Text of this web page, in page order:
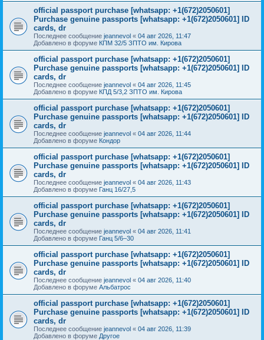
official passport purchase [whatsapp: +1(672)2050601]
Purchase genuine passports [whatsapp: +1(672)2050601] ID
cards, dr
Последнее сообщение jeannevol « 04 авг 2026, 11:47
Добавлено в форуме КПМ 32/5 ЗПТО им. Кирова
official passport purchase [whatsapp: +1(672)2050601]
Purchase genuine passports [whatsapp: +1(672)2050601] ID
cards, dr
Последнее сообщение jeannevol « 04 авг 2026, 11:45
Добавлено в форуме КПД 5/3,2 ЗПТО им. Кирова
official passport purchase [whatsapp: +1(672)2050601]
Purchase genuine passports [whatsapp: +1(672)2050601] ID
cards, dr
Последнее сообщение jeannevol « 04 авг 2026, 11:44
Добавлено в форуме Кондор
official passport purchase [whatsapp: +1(672)2050601]
Purchase genuine passports [whatsapp: +1(672)2050601] ID
cards, dr
Последнее сообщение jeannevol « 04 авг 2026, 11:43
Добавлено в форуме Ганц 16/27,5
official passport purchase [whatsapp: +1(672)2050601]
Purchase genuine passports [whatsapp: +1(672)2050601] ID
cards, dr
Последнее сообщение jeannevol « 04 авг 2026, 11:41
Добавлено в форуме Ганц 5/6–30
official passport purchase [whatsapp: +1(672)2050601]
Purchase genuine passports [whatsapp: +1(672)2050601] ID
cards, dr
Последнее сообщение jeannevol « 04 авг 2026, 11:40
Добавлено в форуме Альбатрос
official passport purchase [whatsapp: +1(672)2050601]
Purchase genuine passports [whatsapp: +1(672)2050601] ID
cards, dr
Последнее сообщение jeannevol « 04 авг 2026, 11:39
Добавлено в форуме Другое